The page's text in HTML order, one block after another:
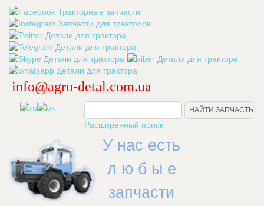
info@agro-detal.com.ua
Расширенный поиск
У нас есть
л ю б ы е
запчасти